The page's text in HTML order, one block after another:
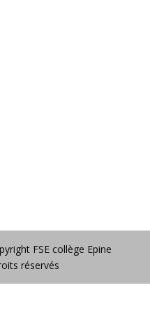
FSE collège Epine
réservés